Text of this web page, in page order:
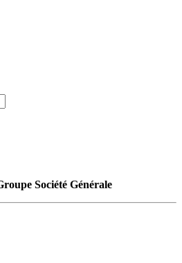
Société Générale